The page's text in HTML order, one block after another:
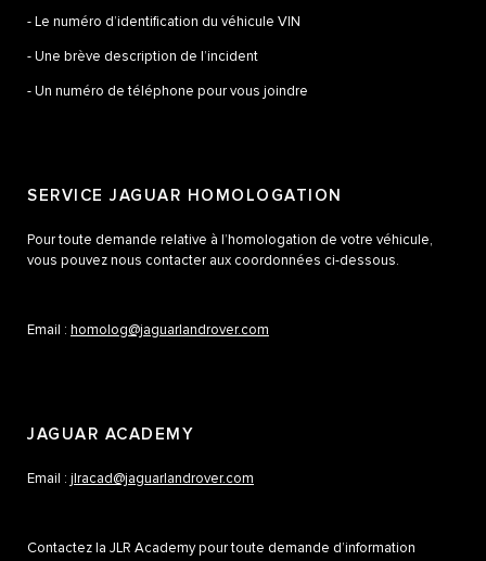
- Le numéro d’identification du véhicule VIN
- Une brève description de l’incident
- Un numéro de téléphone pour vous joindre
SERVICE JAGUAR HOMOLOGATION
Pour toute demande relative à l’homologation de votre véhicule,
vous pouvez nous contacter aux coordonnées ci-dessous.
Email : homolog@jaguarlandrover.com
JAGUAR ACADEMY
Email : jlracad@jaguarlandrover.com
Contactez la JLR Academy pour toute demande d’information